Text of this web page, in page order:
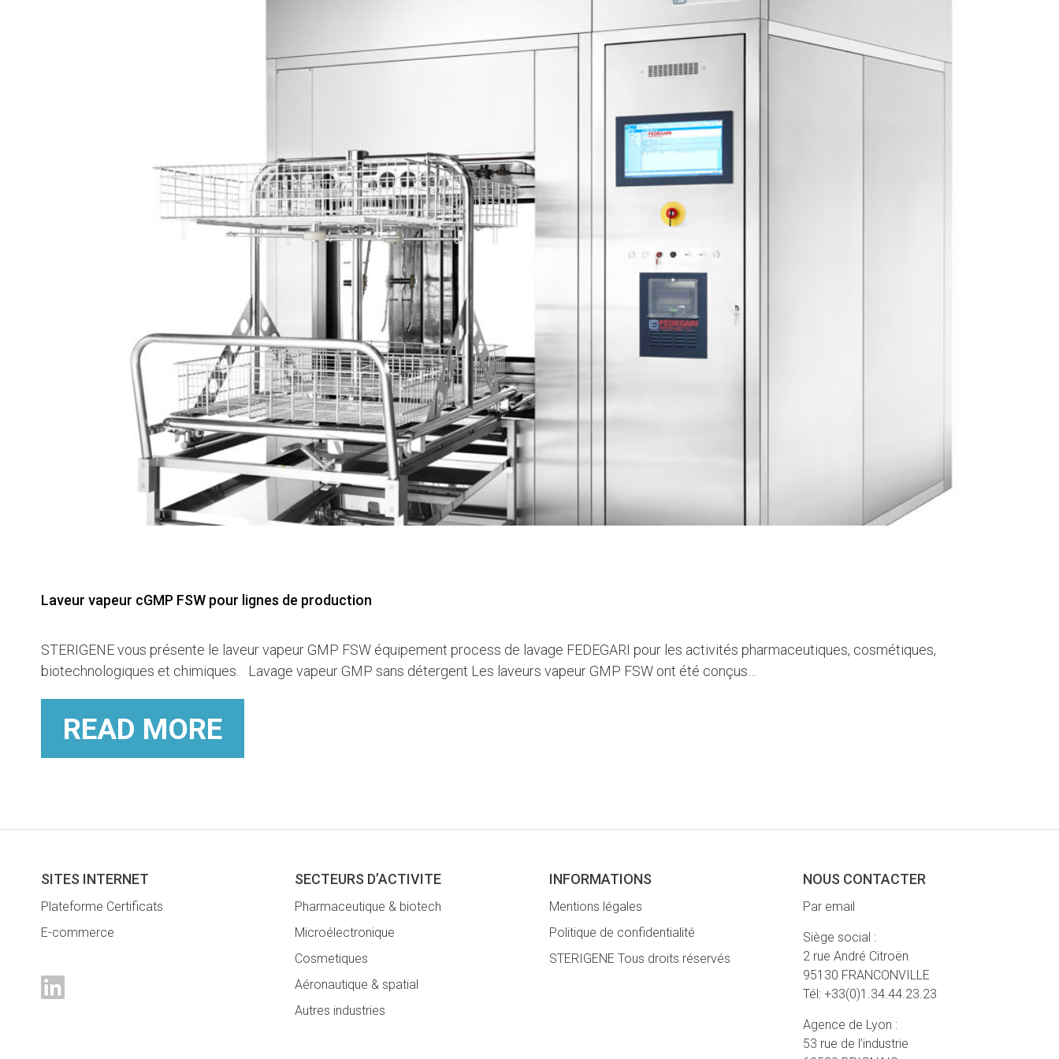
Laveur vapeur cGMP FSW pour lignes de production
STERIGENE vous présente le laveur vapeur GMP FSW équipement process de lavage FEDEGARI pour les activités pharmaceutiques, cosmétiques,
biotechnologiques et chimiques. Lavage vapeur GMP sans détergent Les laveurs vapeur GMP FSW ont été conçus…
READ MORE
SITES INTERNET
Plateforme Certificats
E-commerce
SECTEURS D’ACTIVITE
Pharmaceutique & biotech
Microélectronique
Cosmetiques
Aéronautique & spatial
Autres industries
INFORMATIONS
Mentions légales
Politique de confidentialité
STERIGENE Tous droits réservés
NOUS CONTACTER
Par email
Siège social :
2 rue André Citroën
95130 FRANCONVILLE
Tél: +33(0)1.34.44.23.23
Agence de Lyon :
53 rue de l’industrie